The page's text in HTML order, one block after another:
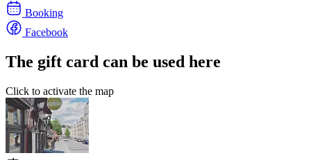
Booking
Facebook
The gift card can be used here
Click to activate the map